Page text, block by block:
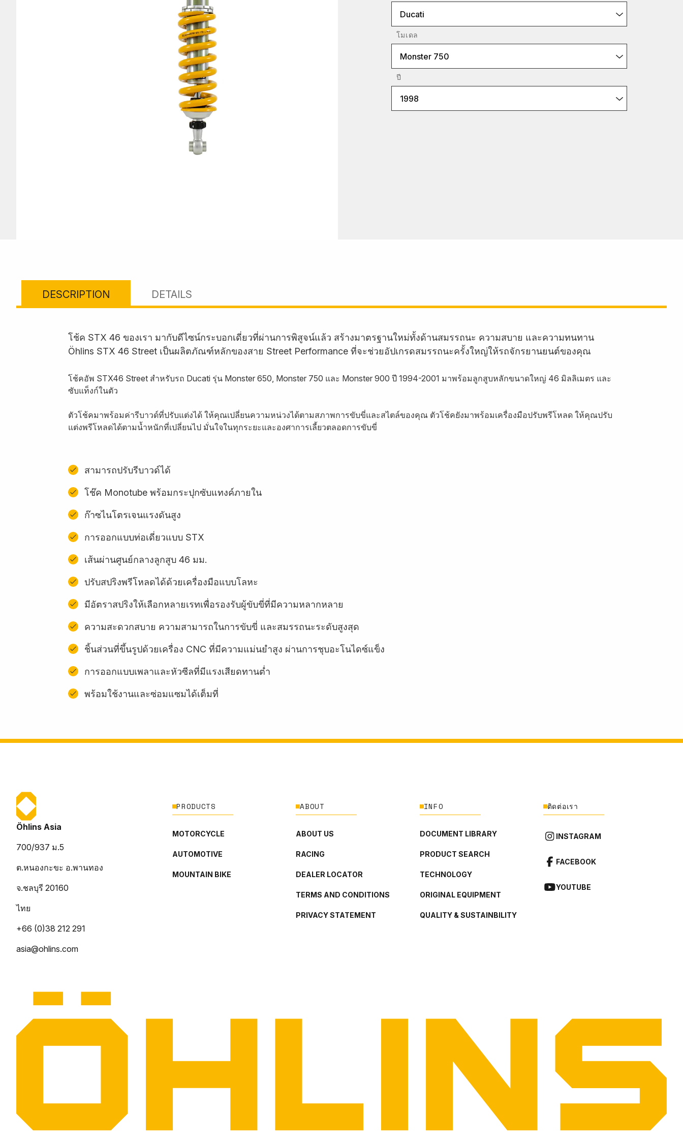
Ducati
โมเดล
Monster 750
ปี
1998
DESCRIPTION DETAILS
โช้ค STX 46 ของเรา มากับดีไซน์กระบอกเดี่ยวที่ผ่านการพิสูจน์แล้ว สร้างมาตรฐานใหม่ทั้งด้านสมรรถนะ ความสบาย และความทนทาน
Öhlins STX 46 Street เป็นผลิตภัณฑ์หลักของสาย Street Performance ที่จะช่วยอัปเกรดสมรรถนะครั้งใหญ่ให้รถจักรยานยนต์ของคุณ
โช้คอัพ STX46 Street สำหรับรถ Ducati รุ่น Monster 650, Monster 750 และ Monster 900 ปี 1994-2001 มาพร้อมลูกสูบหลักขนาดใหญ่ 46 มิลลิเมตร และ
ซับแท็งก์ในตัว
ตัวโช้คมาพร้อมค่ารีบาวด์ที่ปรับแต่งได้ ให้คุณเปลี่ยนความหน่วงได้ตามสภาพการขับขี่และสไตล์ของคุณ ตัวโช้คยังมาพร้อมเครื่องมือปรับพรีโหลด ให้คุณปรับ
แต่งพรีโหลดได้ตามน้ำหนักที่เปลี่ยนไป มั่นใจในทุกระยะและองศาการเลี้ยวตลอดการขับขี่
สามารถปรับรีบาวด์ได้
โช๊ค Monotube พร้อมกระปุกซับแทงค์ภายใน
ก๊าซไนโตรเจนแรงดันสูง
การออกแบบท่อเดี่ยวแบบ STX
เส้นผ่านศูนย์กลางลูกสูบ 46 มม.
ปรับสปริงพรีโหลดได้ด้วยเครื่องมือแบบโลหะ
มีอัตราสปริงให้เลือกหลายเรทเพื่อรองรับผู้ขับขี่ที่มีความหลากหลาย
ความสะดวกสบาย ความสามารถในการขับขี่ และสมรรถนะระดับสูงสุด
ชิ้นส่วนที่ขึ้นรูปด้วยเครื่อง CNC ที่มีความแม่นยำสูง ผ่านการชุบอะโนไดซ์แข็ง
การออกแบบเพลาและหัวซีลที่มีแรงเสียดทานต่ำ
พร้อมใช้งานและซ่อมแซมได้เต็มที่
Öhlins Asia
700/937 ม.5
ต.หนองกะขะ อ.พานทอง
จ.ชลบุรี 20160
ไทย
+66 (0)38 212 291
asia@ohlins.com
PRODUCTS
MOTORCYCLE
AUTOMOTIVE
MOUNTAIN BIKE
ABOUT
ABOUT US
RACING
DEALER LOCATOR
TERMS AND CONDITIONS
PRIVACY STATEMENT
INFO
DOCUMENT LIBRARY
PRODUCT SEARCH
TECHNOLOGY
ORIGINAL EQUIPMENT
QUALITY & SUSTAINBILITY
ติดต่อเรา
INSTAGRAM
FACEBOOK
YOUTUBE